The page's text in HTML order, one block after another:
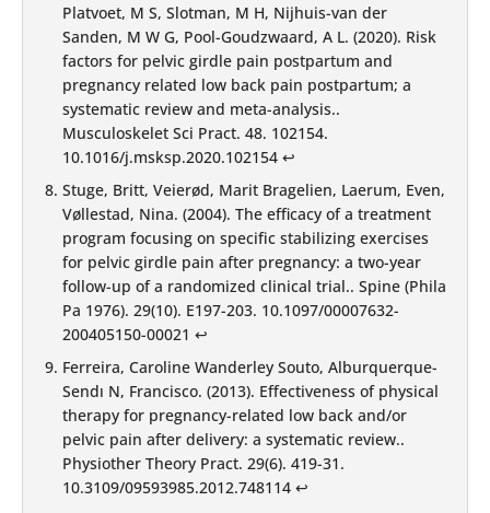
Platvoet, M S, Slotman, M H, Nijhuis-van der
Sanden, M W G, Pool-Goudzwaard, A L. (2020). Risk
factors for pelvic girdle pain postpartum and
pregnancy related low back pain postpartum; a
systematic review and meta-analysis..
Musculoskelet Sci Pract. 48. 102154.
10.1016/j.msksp.2020.102154 ↩︎
Stuge, Britt, Veierød, Marit Bragelien, Laerum, Even,
Vøllestad, Nina. (2004). The efficacy of a treatment
program focusing on specific stabilizing exercises
for pelvic girdle pain after pregnancy: a two-year
follow-up of a randomized clinical trial.. Spine (Phila
Pa 1976). 29(10). E197-203. 10.1097/00007632-
200405150-00021 ↩︎
Ferreira, Caroline Wanderley Souto, Alburquerque-
Sendı N, Francisco. (2013). Effectiveness of physical
therapy for pregnancy-related low back and/or
pelvic pain after delivery: a systematic review..
Physiother Theory Pract. 29(6). 419-31.
10.3109/09593985.2012.748114 ↩︎